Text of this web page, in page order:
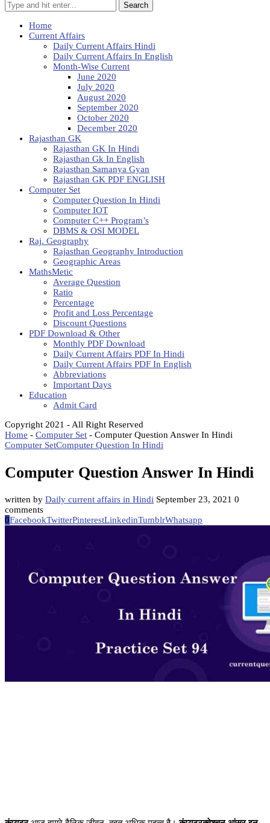
Search
Home
Current Affairs
Daily Current Affairs Hindi
Daily Current Affairs In English
Month-Wise Current
June 2020
July 2020
August 2020
September 2020
October 2020
December 2020
Rajasthan GK
Rajasthan GK In Hindi
Rajasthan Gk In English
Rajasthan Samanya Gyan
Rajasthan GK PDF ENGLISH
Computer Set
Computer Question In Hindi
Computer IOT
Computer C++ Program’s
DBMS & OSI MODEL
Raj. Geography
Rajasthan Geography Introduction
Geographic Areas
MathsMetic
Average Question
Ratio
Percentage
Profit and Loss Percentage
Discount Questions
PDF Download & Other
Monthly PDF Download
Daily Current Affairs PDF In Hindi
Daily Current Affairs PDF In English
Abbreviations
Important Days
Education
Admit Card
Copyright 2021 - All Right Reserved
Home - Computer Set - Computer Question Answer In Hindi
Computer SetComputer Question In Hindi
Computer Question Answer In Hindi
written by Daily current affairs in Hindi September 23, 2021 0
comments
0FacebookTwitterPinterestLinkedinTumblrWhatsapp